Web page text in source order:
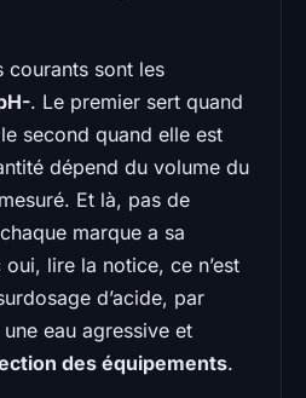
courants sont les
. Le premier sert quand
second quand elle est
dépend du volume du
Et là, pas de
marque a sa
lire la notice, ce n’est
d’acide, par
eau agressive et
des équipements.